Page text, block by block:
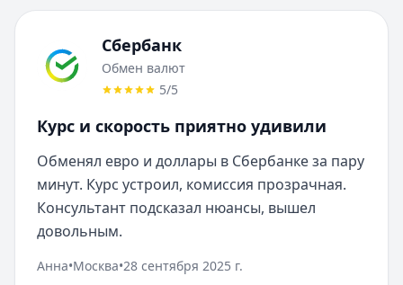
Сбербанк
Обмен валют
5/5
Курс и скорость приятно удивили
Обменял евро и доллары в Сбербанке за пару
минут. Курс устроил, комиссия прозрачная.
Консультант подсказал нюансы, вышел
довольным.
Анна•Москва•28 сентября 2025 г.